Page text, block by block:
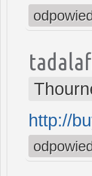
http://